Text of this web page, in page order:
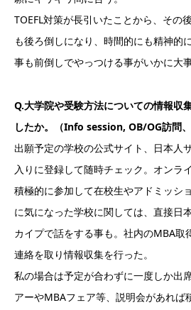
TOEFL対策が長引いたことから、その
も後ろ倒しになり、時間的にも精神的
事も前倒しでやっつける事がいかに大
Q.大学院や受験方法についての情報収
したか。（Info session, OB/OG訪問
出願予定の学校の公式サイト、日本人
入りに登録して随時チェック。オンラ
積極的に参加して在校生やアドミッシ
に気になった学校に関しては、直接日
カイプで話をする事も。社内のMBA取
連絡を取り情報収集を行った。
私の場合は予定が合わずに一度しか出
アーやMBAフェア等、説明会があれば